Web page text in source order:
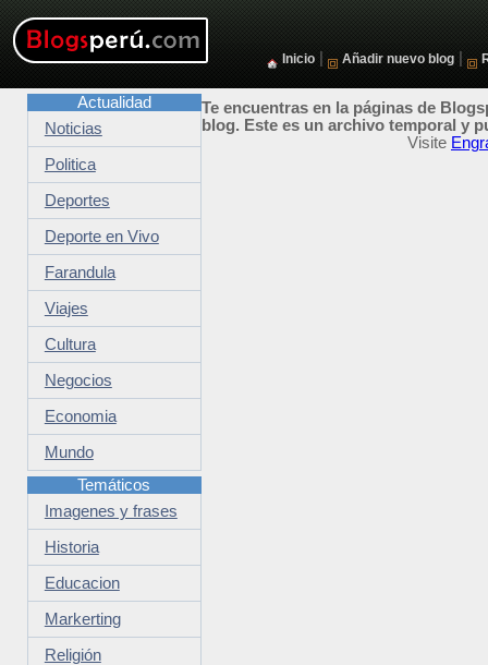
Inicio Añadir nuevo blog
Te encuentras en la páginas de
blog. Este es un archivo temporal y
Visite
Actualidad
Noticias
Politica
Deportes
Deporte en Vivo
Farandula
Viajes
Cultura
Negocios
Economia
Mundo
Temáticos
Imagenes y frases
Historia
Educacion
Markerting
Religión